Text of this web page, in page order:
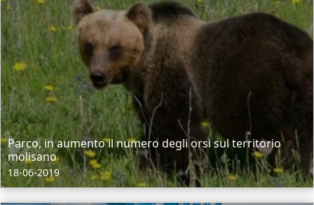
Parco, in aumento il numero degli orsi sul territorio
molisano
18-06-2019